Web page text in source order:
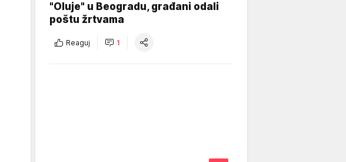
"Oluje" u Beogradu, građani odali
poštu žrtvama
Reaguj 1